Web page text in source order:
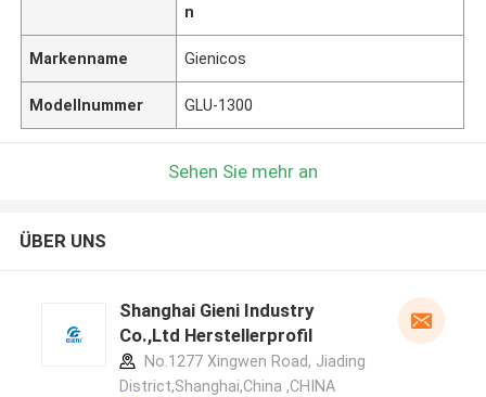
n
Markenname Gienicos
Modellnummer GLU-1300
Sehen Sie mehr an
ÜBER UNS
Shanghai Gieni Industry
Co.,Ltd Herstellerprofil
No.1277 Xingwen Road, Jiading
District,Shanghai,China ,CHINA